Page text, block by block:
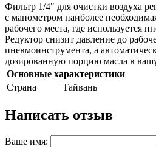
Фильтр 1/4" для очистки воздуха
с манометром наиболее
рабочего места, где используется
Редуктор снизит давление до
пневмоинструмента, а
дозированную порцию масла в
Основные характеристики
Страна
Тайвань
Написать отзыв
Ваше имя: